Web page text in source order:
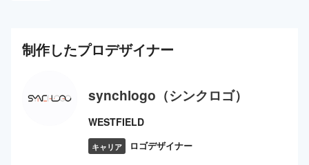
制作したプロデザイナー
synchlogo（シンクロゴ）
WESTFIELD
キャリア ロゴデザイナー